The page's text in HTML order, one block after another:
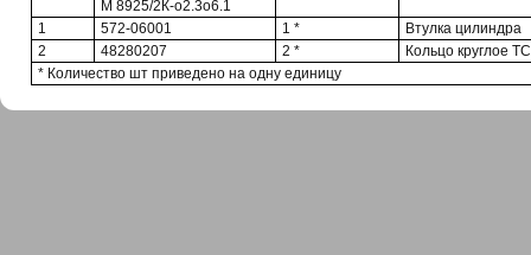
М 8925/2К-о2.3о6.1
1
572-06001 1 *
Втулка цилиндра
2
48280207 2 *
Кольцо круглое
* Количество шт приведено на одну единицу